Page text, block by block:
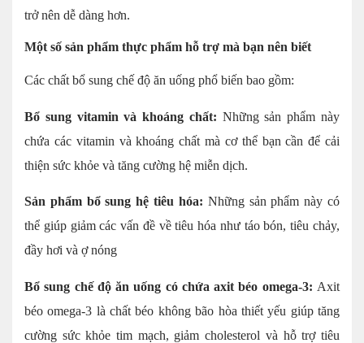
trở nên dễ dàng hơn.
Một số sản phẩm thực phẩm hỗ trợ mà bạn nên biết
Các chất bổ sung chế độ ăn uống phổ biến bao gồm:
Bổ sung vitamin và khoáng chất: Những sản phẩm này
chứa các vitamin và khoáng chất mà cơ thể bạn cần để cải
thiện sức khỏe và tăng cường hệ miễn dịch.
Sản phẩm bổ sung hệ tiêu hóa: Những sản phẩm này có
thể giúp giảm các vấn đề về tiêu hóa như táo bón, tiêu chảy,
đầy hơi và ợ nóng
Bổ sung chế độ ăn uống có chứa axit béo omega-3: Axit
béo omega-3 là chất béo không bão hòa thiết yếu giúp tăng
cường sức khỏe tim mạch, giảm cholesterol và hỗ trợ tiêu